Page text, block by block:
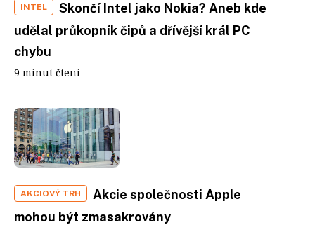
INTEL
Skončí Intel jako Nokia? Aneb kde
udělal průkopník čipů a dřívější král PC
chybu
9 minut čtení
AKCIOVÝ TRH
Akcie společnosti Apple
mohou být zmasakrovány